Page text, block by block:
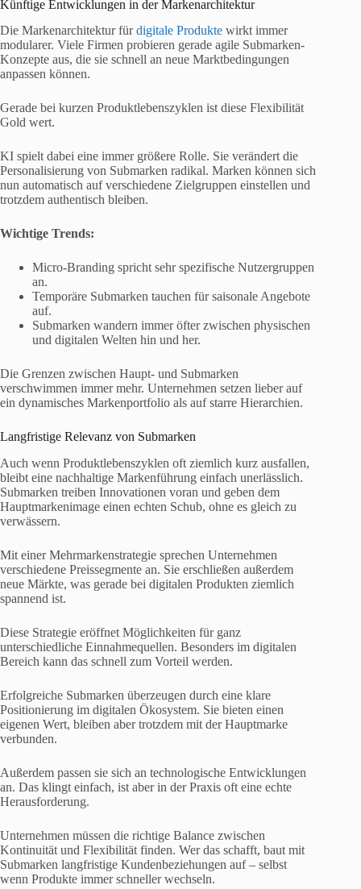
Künftige Entwicklungen in der Markenarchitektur
Die Markenarchitektur fürdigitale Produkte wirkt immer
modularer. Viele Firmen probieren gerade agile Submarken-
Konzepte aus, die sie schnell an neue Marktbedingungen
anpassen können.
Gerade bei kurzen Produktlebenszyklen ist diese Flexibilität
Gold wert.
KI spielt dabei eine immer größere Rolle. Sie verändert die
Personalisierung von Submarken radikal. Marken können sich
nun automatisch auf verschiedene Zielgruppen einstellen und
trotzdem authentisch bleiben.
Wichtige Trends:
Micro-Branding spricht sehr spezifische Nutzergruppen
an.
Temporäre Submarken tauchen für saisonale Angebote
auf.
Submarken wandern immer öfter zwischen physischen
und digitalen Welten hin und her.
Die Grenzen zwischen Haupt- und Submarken
verschwimmen immer mehr. Unternehmen setzen lieber auf
ein dynamisches Markenportfolio als auf starre Hierarchien.
Langfristige Relevanz von Submarken
Auch wenn Produktlebenszyklen oft ziemlich kurz ausfallen,
bleibt eine nachhaltige Markenführung einfach unerlässlich.
Submarken treiben Innovationen voran und geben dem
Hauptmarkenimage einen echten Schub, ohne es gleich zu
verwässern.
Mit einer Mehrmarkenstrategie sprechen Unternehmen
verschiedene Preissegmente an. Sie erschließen außerdem
neue Märkte, was gerade bei digitalen Produkten ziemlich
spannend ist.
Diese Strategie eröffnet Möglichkeiten für ganz
unterschiedliche Einnahmequellen. Besonders im digitalen
Bereich kann das schnell zum Vorteil werden.
Erfolgreiche Submarken überzeugen durch eine klare
Positionierung im digitalen Ökosystem. Sie bieten einen
eigenen Wert, bleiben aber trotzdem mit der Hauptmarke
verbunden.
Außerdem passen sie sich an technologische Entwicklungen
an. Das klingt einfach, ist aber in der Praxis oft eine echte
Herausforderung.
Unternehmen müssen die richtige Balance zwischen
Kontinuität und Flexibilität finden. Wer das schafft, baut mit
Submarken langfristige Kundenbeziehungen auf – selbst
wenn Produkte immer schneller wechseln.